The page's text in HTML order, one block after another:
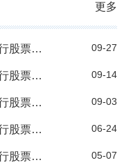
更多
云南证监局关于瑞和锦程首次公开发行股票辅导备案基本情况的公告 09-27
云南证监局关于赛诺制药首次公开发行股票辅导备案基本情况的公告 09-14
云南证监局关于云景林纸首次公开发行股票辅导备案基本情况的公告 09-03
云南证监局关于博浩生物首次公开发行股票辅导备案基本情况的公告 06-24
云南证监局关于天宝营养首次公开发行股票辅导备案基本情况的公告 05-07